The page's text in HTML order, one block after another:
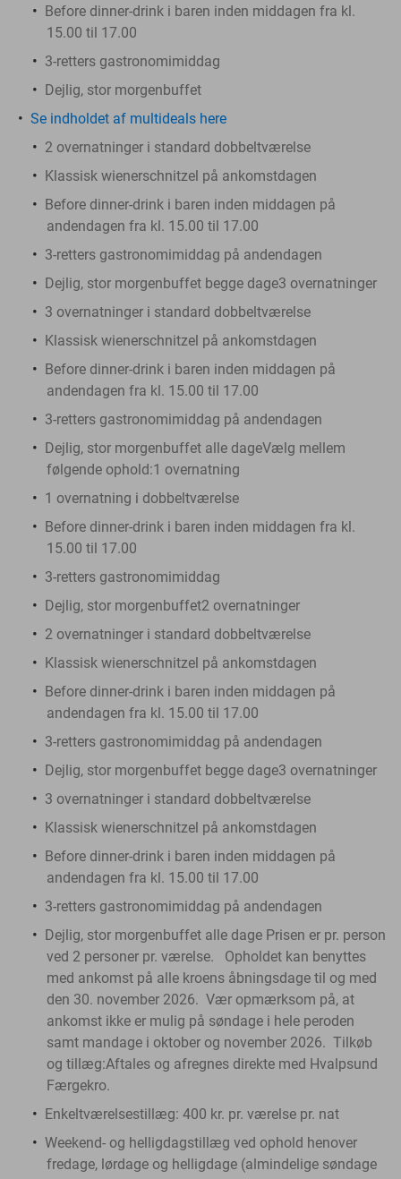
Before dinner-drink i baren inden middagen fra kl.
15.00 til 17.00
3-retters gastronomimiddag
Dejlig, stor morgenbuffet
Se indholdet af multideals here
2 overnatninger i standard dobbeltværelse
Klassisk wienerschnitzel på ankomstdagen
Before dinner-drink i baren inden middagen på
andendagen fra kl. 15.00 til 17.00
3-retters gastronomimiddag på andendagen
Dejlig, stor morgenbuffet begge dage3 overnatninger
3 overnatninger i standard dobbeltværelse
Klassisk wienerschnitzel på ankomstdagen
Before dinner-drink i baren inden middagen på
andendagen fra kl. 15.00 til 17.00
3-retters gastronomimiddag på andendagen
Dejlig, stor morgenbuffet alle dageVælg mellem
følgende ophold:1 overnatning
1 overnatning i dobbeltværelse
Before dinner-drink i baren inden middagen fra kl.
15.00 til 17.00
3-retters gastronomimiddag
Dejlig, stor morgenbuffet2 overnatninger
2 overnatninger i standard dobbeltværelse
Klassisk wienerschnitzel på ankomstdagen
Before dinner-drink i baren inden middagen på
andendagen fra kl. 15.00 til 17.00
3-retters gastronomimiddag på andendagen
Dejlig, stor morgenbuffet begge dage3 overnatninger
3 overnatninger i standard dobbeltværelse
Klassisk wienerschnitzel på ankomstdagen
Before dinner-drink i baren inden middagen på
andendagen fra kl. 15.00 til 17.00
3-retters gastronomimiddag på andendagen
Dejlig, stor morgenbuffet alle dage Prisen er pr. person
ved 2 personer pr. værelse. Opholdet kan benyttes
med ankomst på alle kroens åbningsdage til og med
den 30. november 2026. Vær opmærksom på, at
ankomst ikke er mulig på søndage i hele peroden
samt mandage i oktober og november 2026. Tilkøb
og tillæg:Aftales og afregnes direkte med Hvalpsund
Færgekro.
Enkeltværelsestillæg: 400 kr. pr. værelse pr. nat
Weekend- og helligdagstillæg ved ophold henover
fredage, lørdage og helligdage (almindelige søndage